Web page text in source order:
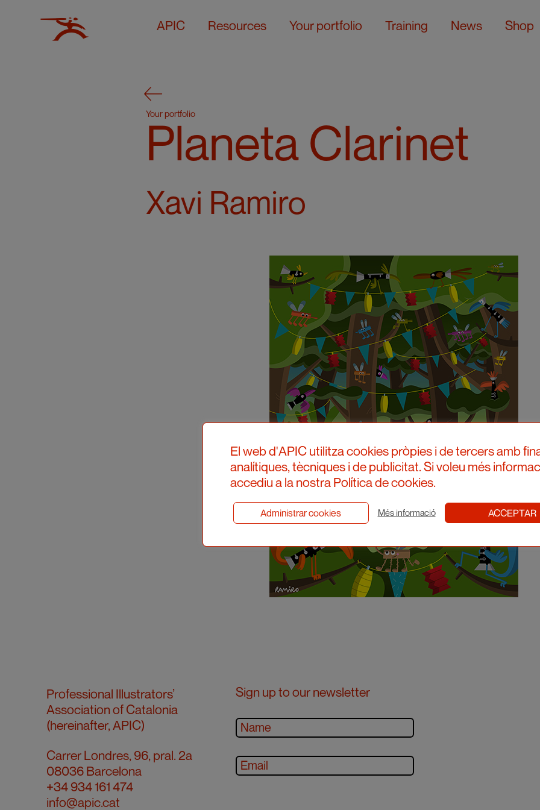
APIC Resources Your portfolio Training News Shop
Your portfolio
Planeta Clarinet
Xavi Ramiro
Professional Illustrators’
Association of Catalonia
(hereinafter, APIC)
Carrer Londres, 96, pral. 2a
08036 Barcelona
+34 934 161 474
info@apic.cat
Sign up to our newsletter
El web d'APIC utilitza cookies pròpies i de tercers amb
analítiques, tècniques i de publicitat. Si voleu més
accediu a la nostra Política de cookies.
Administrar cookies Més informació ACCEPTAR